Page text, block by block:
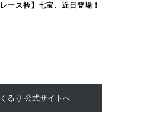
ース衿】七宝、近日登場！
るり 公式サイトへ